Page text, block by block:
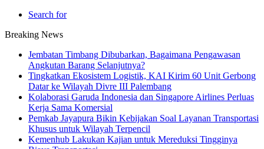
Search for
Breaking News
Jembatan Timbang Dibubarkan, Bagaimana Pengawasan
Angkutan Barang Selanjutnya?
Tingkatkan Ekosistem Logistik, KAI Kirim 60 Unit Gerbong
Datar ke Wilayah Divre III Palembang
Kolaborasi Garuda Indonesia dan Singapore Airlines Perluas
Kerja Sama Komersial
Pemkab Jayapura Bikin Kebijakan Soal Layanan Transportasi
Khusus untuk Wilayah Terpencil
Kemenhub Lakukan Kajian untuk Mereduksi Tingginya